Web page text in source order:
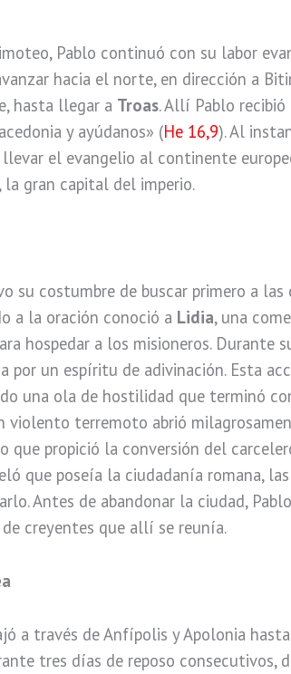
Pablo continuó con su labor
hacia el norte, en dirección a
hasta llegar a Troas. Allí Pablo
y ayúdanos» (He 16,9). Al
el evangelio al continente
gran capital del imperio.
su costumbre de buscar primero a las
a la oración conoció a Lidia, una
hospedar a los misioneros. Durante
por un espíritu de adivinación. Esta
una ola de hostilidad que terminó
violento terremoto abrió
que propició la conversión del
que poseía la ciudadanía romana,
Antes de abandonar la ciudad,
creyentes que allí se reunía.
a través de Anfípolis y Apolonia
tres días de reposo consecutivos,